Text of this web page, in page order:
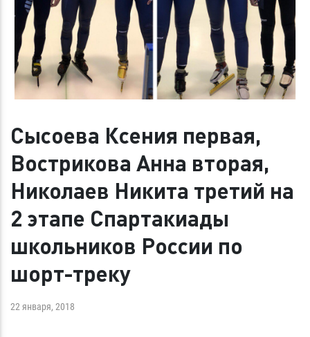
Сысоева Ксения первая,
Вострикова Анна вторая,
Николаев Никита третий на
2 этапе Спартакиады
школьников России по
шорт-треку
22 января, 2018